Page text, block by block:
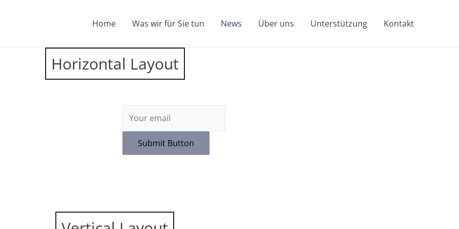
Home Was wir für Sie tun News Über uns Unterstützung Kontakt
Horizontal Layout
Submit Button